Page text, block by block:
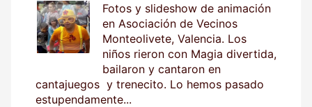
Fotos y slideshow de animación
en Asociación de Vecinos
Monteolivete, Valencia. Los
niños rieron con Magia divertida,
bailaron y cantaron en
cantajuegos y trenecito. Lo hemos pasado
estupendamente...